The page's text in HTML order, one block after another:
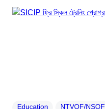
Education NTVQF/NSQF